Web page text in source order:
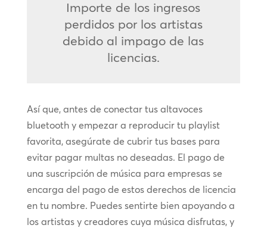
Importe de los ingresos
perdidos por los artistas
debido al impago de las
licencias.
Así que, antes de conectar tus altavoces
bluetooth y empezar a reproducir tu playlist
favorita, asegúrate de cubrir tus bases para
evitar pagar multas no deseadas. El pago de
una suscripción de música para empresas se
encarga del pago de estos derechos de licencia
en tu nombre. Puedes sentirte bien apoyando a
los artistas y creadores cuya música disfrutas, y